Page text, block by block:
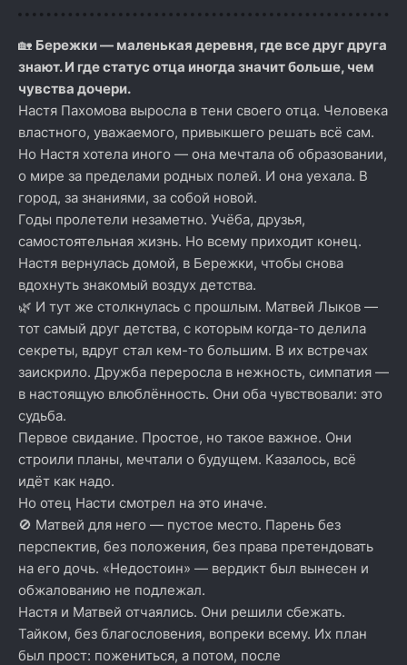
🏡 Бережки — маленькая деревня, где все друг друга
знают. И где статус отца иногда значит больше, чем
чувства дочери.
Настя Пахомова выросла в тени своего отца. Человека
властного, уважаемого, привыкшего решать всё сам.
Но Настя хотела иного — она мечтала об образовании,
о мире за пределами родных полей. И она уехала. В
город, за знаниями, за собой новой.
Годы пролетели незаметно. Учёба, друзья,
самостоятельная жизнь. Но всему приходит конец.
Настя вернулась домой, в Бережки, чтобы снова
вдохнуть знакомый воздух детства.
🌿 И тут же столкнулась с прошлым. Матвей Лыков —
тот самый друг детства, с которым когда-то делила
секреты, вдруг стал кем-то большим. В их встречах
заискрило. Дружба переросла в нежность, симпатия —
в настоящую влюблённость. Они оба чувствовали: это
судьба.
Первое свидание. Простое, но такое важное. Они
строили планы, мечтали о будущем. Казалось, всё
идёт как надо.
Но отец Насти смотрел на это иначе.
🚫 Матвей для него — пустое место. Парень без
перспектив, без положения, без права претендовать
на его дочь. «Недостоин» — вердикт был вынесен и
обжалованию не подлежал.
Настя и Матвей отчаялись. Они решили сбежать.
Тайком, без благословения, вопреки всему. Их план
был прост: пожениться, а потом, после